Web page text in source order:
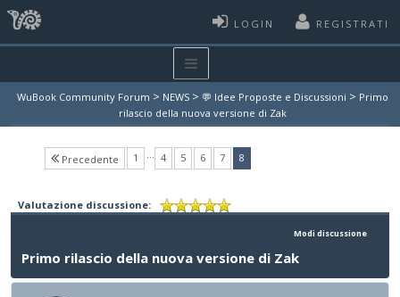
LOGIN REGISTRATI
WuBook Community Forum > NEWS > 💬 Idee Proposte e Discussioni > Primo
rilascio della nuova versione di Zak
Precedente 1 … 4 5 6 7 8(current)
Valutazione discussione:
Modi discussione
Primo rilascio della nuova versione di Zak